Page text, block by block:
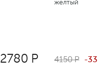
желтый
2780 Р 4150 Р -33